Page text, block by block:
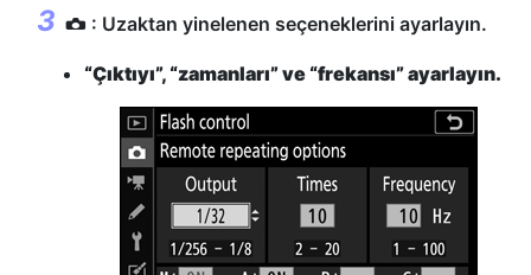
C : Uzaktan yinelenen seçeneklerini ayarlayın.
“Çıktıyı”, “zamanları” ve “frekansı” ayarlayın.